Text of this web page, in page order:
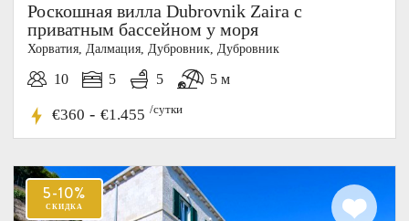
Роскошная вилла Dubrovnik Zaira с
приватным бассейном у моря
Хорватия, Далмация, Дубровник, Дубровник
10 5 5 5 м
€360 - €1.455 /сутки